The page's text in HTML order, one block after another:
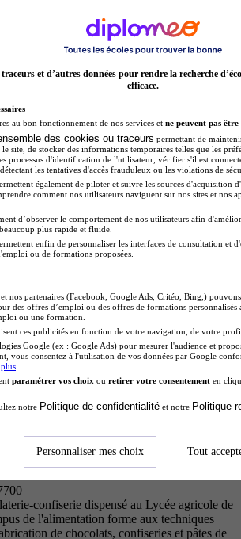
du Pays d'Aunis
fabricant
Fabricant du Lycée polyvalent du Pays
deux ans les passionnés du bois à la maîtrise
de menuiserie. Au programme :
confiserie
confiserie dispensé au Lycée agricole de
de l'alimentation forme aux techniques
de chocolats, confiseries et pâtes de
et d’autres données pour rendre la recherche
efficace.
au bon fonctionnement de nos services et ne peuvent pas être
des cookies ou traceurs permettant de
site, de stocker des informations temporaires telles que les
processus d'identification de l'utilisateur, vérifier s'il est
les tentatives d'accès frauduleux ou les violations de
également de piloter et suivre les sources d'acquisition
comment nos utilisateurs naviguent sur nos sites et nos
d’observer le comportement de nos utilisateurs afin
plus rapide et fluide.
enfin de personnaliser les interfaces de consultation et
ou de formations proposées.
et nos partenaires (Facebook, Google Ads, Critéo, Bing,)
des offres d’emploi ou des offres de formations
ou une formation.
ces publicités en fonction de votre navigation, de votre
Google (ex : Google Ads) pour mesurer l'audience et
vous consentez à l'utilisation de vos données par Google
paramétrer vos choix ou retirer votre consentement en
notre Politique de confidentialité et notre Politique
Personnaliser mes choix Tout